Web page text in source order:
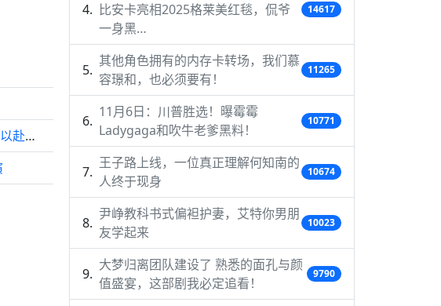
张艺谋回应执导《三体》电影版：全力以赴，希望不负众望
比安卡亮相2025格莱美红毯，侃爷
一身黑…
14617
其他角色拥有的内存卡转场，我们慕
容璟和，也必须要有！
11265
11月6日：川普胜选！曝霉霉
Ladygaga和吹牛老爹黑料！
10771
王子路上线，一位真正理解何知南的
人终于现身
10674
尹峥教科书式偏袒护妻，艾特你男朋
友学起来
10023
大梦归离团队建设了 熟悉的面孔与颜
值盛宴，这部剧我必定追看！
9790